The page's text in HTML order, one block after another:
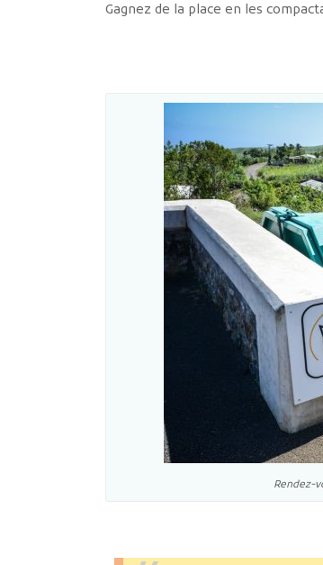
Gagnez de la place en les
Rendez-